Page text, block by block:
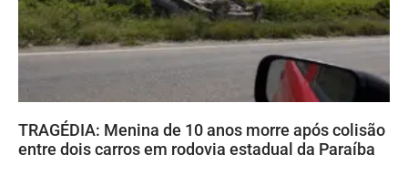
TRAGÉDIA: Menina de 10 anos morre após colisão
entre dois carros em rodovia estadual da Paraíba